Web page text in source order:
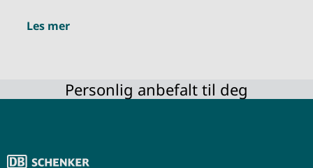
Les mer
Personlig anbefalt til deg